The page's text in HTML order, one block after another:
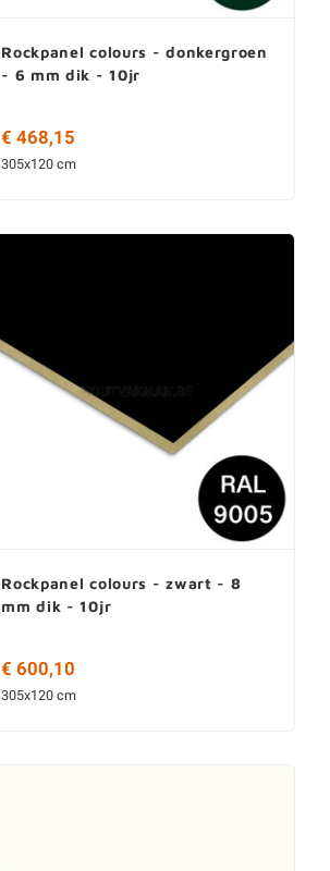
Rockpanel colours - donkergroen
- 6 mm dik - 10jr
€ 468,15
305x120 cm
Rockpanel colours - zwart - 8
mm dik - 10jr
€ 600,10
305x120 cm